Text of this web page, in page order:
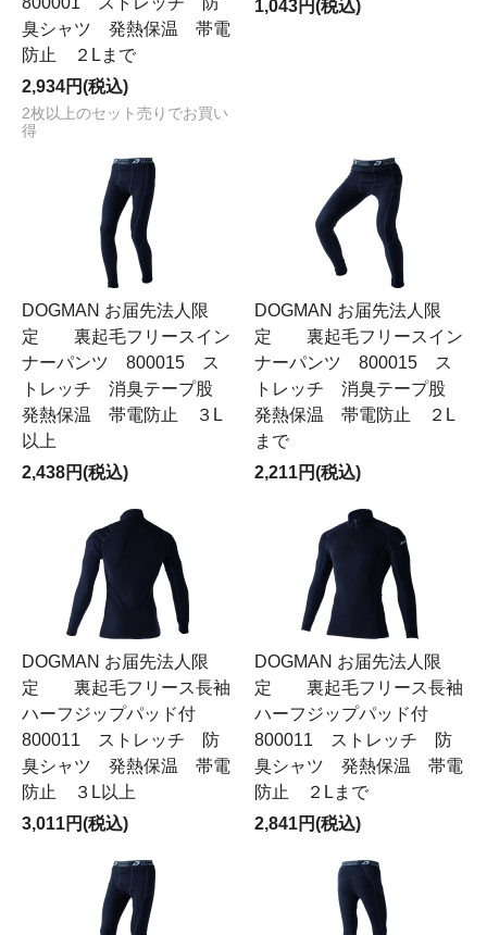
臭シャツ 発熱保温 帯電
防止 ２Lまで
2,934円(税込)
2枚以上のセット売りでお買い
得
1,043円(税込)
DOGMAN お届先法人限
定 裏起毛フリースイン
ナーパンツ 800015 ス
トレッチ 消臭テープ股
発熱保温 帯電防止 ３L
以上
2,438円(税込)
DOGMAN お届先法人限
定 裏起毛フリースイン
ナーパンツ 800015 ス
トレッチ 消臭テープ股
発熱保温 帯電防止 ２L
まで
2,211円(税込)
DOGMAN お届先法人限
定 裏起毛フリース長袖
ハーフジップパッド付
800011 ストレッチ 防
臭シャツ 発熱保温 帯電
防止 ３L以上
3,011円(税込)
DOGMAN お届先法人限
定 裏起毛フリース長袖
ハーフジップパッド付
800011 ストレッチ 防
臭シャツ 発熱保温 帯電
防止 ２Lまで
2,841円(税込)